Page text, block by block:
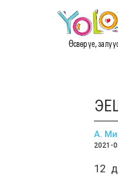
Өсвөр үе,
А.
2021-
12